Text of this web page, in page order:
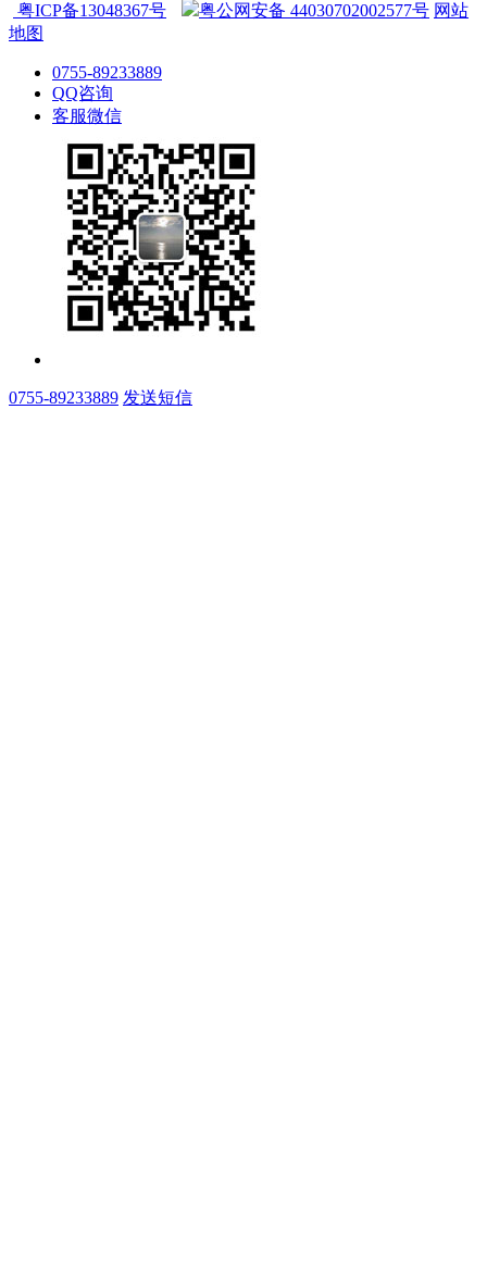
粤ICP备13048367号
粤公网安备 44030702002577号 网站
地图
0755-89233889
QQ咨询
客服微信
0755-89233889 发送短信